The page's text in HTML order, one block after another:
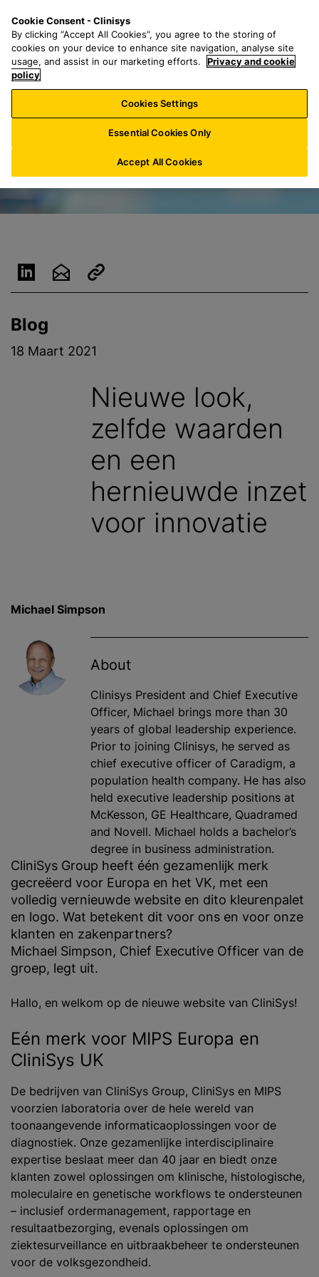
e
a
r
h
f
o
:
n
u
Blog
18 Maart 2021
Nieuwe look,
zelfde waarden
en een
hernieuwde inzet
voor innovatie
Michael Simpson
About
Clinisys President and Chief Executive
Officer, Michael brings more than 30
years of global leadership experience.
Prior to joining Clinisys, he served as
chief executive officer of Caradigm, a
population health company. He has also
held executive leadership positions at
McKesson, GE Healthcare, Quadramed
and Novell. Michael holds a bachelor’s
degree in business administration.
CliniSys Group heeft één gezamenlijk merk
gecreëerd voor Europa en het VK, met een
volledig vernieuwde website en dito kleurenpalet
en logo. Wat betekent dit voor ons en voor onze
klanten en zakenpartners?
Michael Simpson, Chief Executive Officer van de
groep, legt uit.
Hallo, en welkom op de nieuwe website van CliniSys!
Eén merk voor MIPS Europa en
CliniSys UK
De bedrijven van CliniSys Group, CliniSys en MIPS
voorzien laboratoria over de hele wereld van
toonaangevende informaticaoplossingen voor de
diagnostiek. Onze gezamenlijke interdisciplinaire
expertise beslaat meer dan 40 jaar en biedt onze
klanten zowel oplossingen om klinische, histologische,
moleculaire en genetische workflows te ondersteunen
– inclusief ordermanagement, rapportage en
resultaatbezorging, evenals oplossingen om
ziektesurveillance en uitbraakbeheer te ondersteunen
voor de volksgezondheid.
Cookie Consent - Clinisys
By clicking “Accept All Cookies”, you agree to the storing of
cookies on your device to enhance site navigation, analyse site
usage, and assist in our marketing efforts.
Privacy and cookie
policy
Cookies Settings
Essential Cookies Only
Accept All Cookies